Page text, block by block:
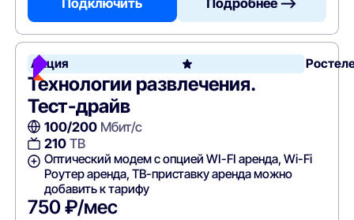
Подключить Подробнее —>
Акция
Технологии развлечения.
Тест-драйв
100/200Мбит/с
210ТВ
Оптический модем с опцией WI-FI аренда, Wi-Fi
Роутер аренда, ТВ-приставку аренда можно
добавить к тарифу
750 ₽/мес